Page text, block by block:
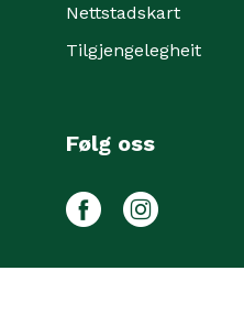
Nettstadskart
Tilgjengelegheit
Følg oss
Facebook